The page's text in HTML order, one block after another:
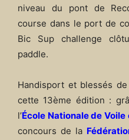
niveau du pont de
course dans le port de
Bic Sup challenge
paddle.
Handisport et blessés
cette 13ème édition :
l’École Nationale de
concours de la